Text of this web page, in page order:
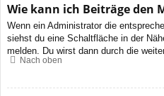
Wie kann ich Beiträge den
Wenn ein Administrator die
siehst du eine Schaltfläche in der
melden. Du wirst dann durch die
Nach oben